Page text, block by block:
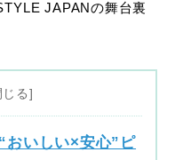
JAPANの舞台裏
おいしい×安心”ピ